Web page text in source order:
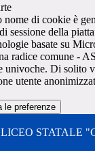
nome di cookie è
sessione della
basate su
radice comune -
univoche. Di solito
utente
le preferenze
LICEO STATALE